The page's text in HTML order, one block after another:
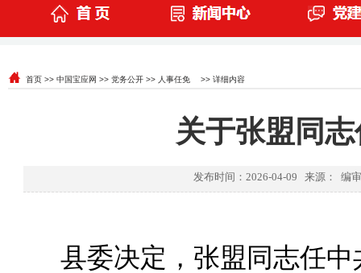
首页 >> 中国宝应网 >> 党务公开 >> 人事任免 >> 详细内容
关于张盟同
发布时间：2026-04-09 来源： 编
县委决定，张盟同志任